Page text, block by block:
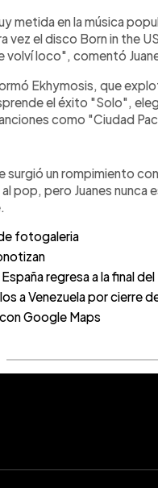
metida en la música
vez el disco Born in the
volví loco", comentó
Ekhymosis, que
el éxito "Solo",
como "Ciudad
surgió un rompimiento
pop, pero Juanes
fotogaleria
regresa a la final
a Venezuela por cierre
Google Maps